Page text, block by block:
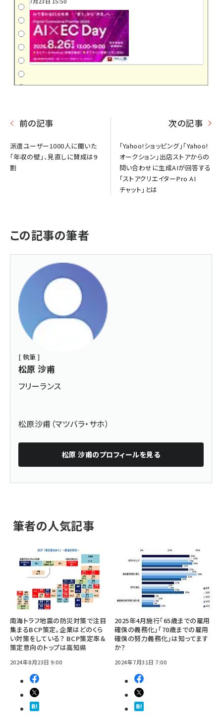
前の記事
派遣ユーザー1000人に聞いた
「年収の壁」、見直しに賛成は9
割
次の記事
「Yahoo!ショッピング」「Yahoo!
オークション」出店ストアからの
問い合わせに生成AIが回答する
「ストアクリエイターPro AI
チャット」とは
この記事の筆者
[ 執筆 ]
松原 沙甫
フリーランス
松原沙甫（マツバラ・サホ）
松原 沙甫のプロフィールを見る
筆者の人気記事
南海トラフ地震の防災対策で注目
集まるBCP策定。企業はどのくら
い対策をしている？ BCP策定率＆
策定意向のトップは高知県
2024年8月23日 9:00
2025年4月施行「65歳までの雇用
確保の義務化」「70歳までの雇用
確保の努力義務化」は知ってます
か？
2024年7月31日 7:00